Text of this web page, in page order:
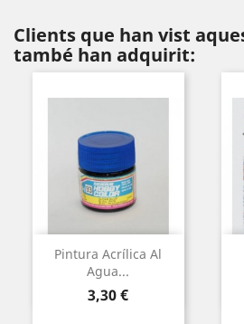
Clients que han vist
també han adquirit:
Pintura Acrílica Al
Agua...
Preu
3,30 €